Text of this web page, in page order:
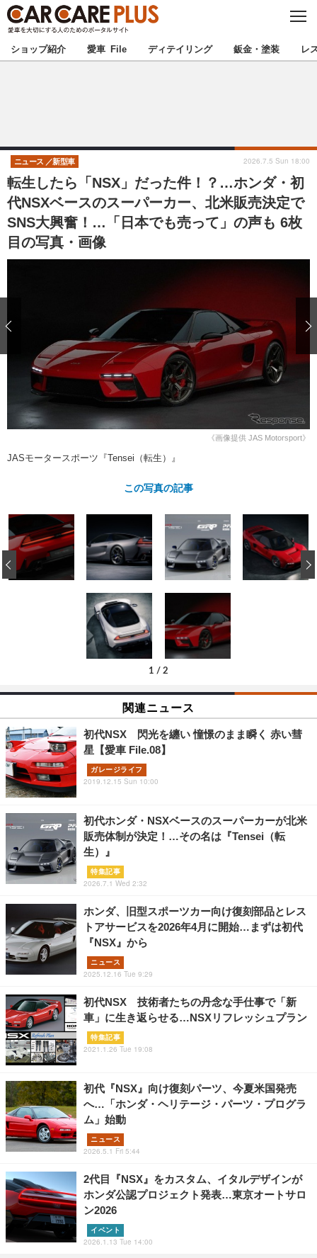
C
S
E
★カーケアプラス認定★ 厳選プロショップを地域から探す
甲信越 北陸
東海 関西
中国 四国
九州 沖縄
ショップレポート 愛車 File
自動車豆知識 ストップ！不具合修理＆粗悪修理
鈑金・塗装
ディテイリング
ヘッドライト磨き コーティング
フィルム・ラッピング
鈑金・塗装
小キズ直し 防錆
特集記事
ストップ 不具合修理＆粗悪修理
カーメーカー「旧車」関連プロジェ
コラム
ショップ紹介
プロショップ検索
ショップ紹介 愛車 File ディテイリング 鈑金・塗装 レ
転生したら「NSX」だった件！？…ホンダ・初
代NSXベースのスーパーカー、北米販売決定で
SNS大興奮！…「日本でも売って」の声も 6枚
目の写真・画像
ニュース 新型車 2026.7.5 Sun 18:00
《画像提供 JAS Motorsport》
JASモータースポーツ『Tensei（転生）』
この写真の記事
1 / 2
‹
関連ニュース
初代NSX 閃光を纏い 憧憬のまま瞬く 赤い彗
星【愛車 File.08】
ガレージライフ
2019.12.15 Sun 10:00
初代ホンダ・NSXベースのスーパーカーが北米
販売体制が決定！…その名は『Tensei（転
生）』
特集記事
2026.7.1 Wed 2:32
ホンダ、旧型スポーツカー向け復刻部品とレス
トアサービスを2026年4月に開始…まずは初代
『NSX』から
ニュース
2025.12.16 Tue 9:29
初代NSX 技術者たちの丹念な手仕事で「新
車」に生き返らせる…NSXリフレッシュプラン
特集記事
2021.1.26 Tue 19:08
初代『NSX』向け復刻パーツ、今夏米国発売
へ…「ホンダ・ヘリテージ・パーツ・プログラ
ム」始動
ニュース
2026.5.1 Fri 5:44
2代目『NSX』をカスタム、イタルデザインが
ホンダ公認プロジェクト発表…東京オートサロ
ン2026
イベント
2026.1.13 Tue 14:00